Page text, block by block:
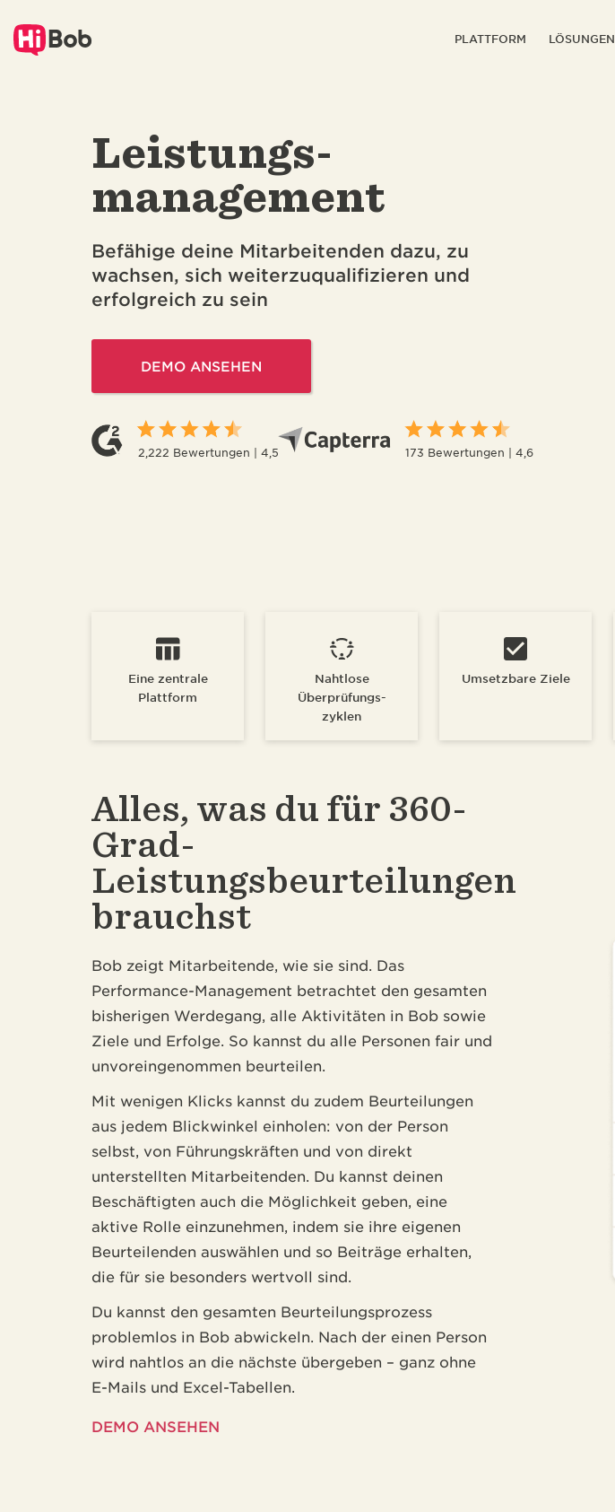
Hauptinhalt
springen
PLATTFORM LÖSUNGEN
Leistungs-
management
Befähige deine Mitarbeitenden dazu, zu
wachsen, sich weiterzuqualifizieren und
erfolgreich zu sein
DEMO ANSEHEN
2,222 Bewertungen | 4,5 173 Bewertungen | 4,6
Eine zentrale
Plattform
Nahtlose
Überprüfungs-
zyklen
Umsetzbare Ziele
Alles, was du für 360-
Grad-
Leistungsbeurteilungen
brauchst
Bob zeigt Mitarbeitende, wie sie sind. Das
Performance-Management betrachtet den gesamten
bisherigen Werdegang, alle Aktivitäten in Bob sowie
Ziele und Erfolge. So kannst du alle Personen fair und
unvoreingenommen beurteilen.
Mit wenigen Klicks kannst du zudem Beurteilungen
aus jedem Blickwinkel einholen: von der Person
selbst, von Führungskräften und von direkt
unterstellten Mitarbeitenden. Du kannst deinen
Beschäftigten auch die Möglichkeit geben, eine
aktive Rolle einzunehmen, indem sie ihre eigenen
Beurteilenden auswählen und so Beiträge erhalten,
die für sie besonders wertvoll sind.
Du kannst den gesamten Beurteilungsprozess
problemlos in Bob abwickeln. Nach der einen Person
wird nahtlos an die nächste übergeben – ganz ohne
E-Mails und Excel-Tabellen.
DEMO ANSEHEN